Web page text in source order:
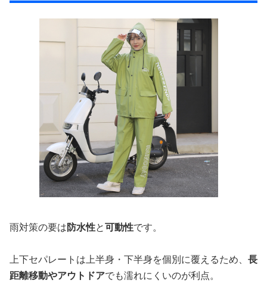
雨対策の要は防水性と可動性です。
上下セパレートは上半身・下半身を個別に覆えるため、 長
距離移動やアウトドアでも濡れにくいのが利点。